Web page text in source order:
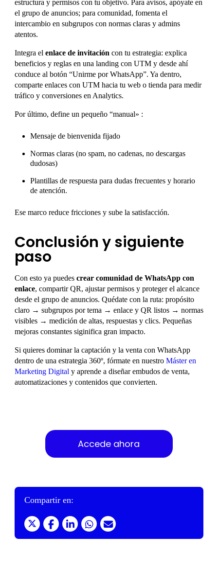
estructura y permisos con tu objetivo. Para avisos, apóyate en
el grupo de anuncios; para comunidad, fomenta el
intercambio en subgrupos con normas claras y admins
atentos.
Integra el enlace de invitación con tu estrategia: explica
beneficios y reglas en una landing con UTM y desde ahí
conduce al botón “Unirme por WhatsApp”. Ya dentro,
comparte enlaces con UTM hacia tu web o tienda para medir
tráfico y conversiones en Analytics.
Por último, define un pequeño “manual» :
Mensaje de bienvenida fijado
Normas claras (no spam, no cadenas, no descargas
dudosas)
Plantillas de respuesta para dudas frecuentes y horario
de atención.
Ese marco reduce fricciones y sube la satisfacción.
Conclusión y siguiente
paso
Con esto ya puedes crear comunidad de WhatsApp con
enlace, compartir QR, ajustar permisos y proteger el alcance
desde el grupo de anuncios. Quédate con la ruta: propósito
claro → subgrupos por tema → enlace y QR listos → normas
visibles → medición de altas, respuestas y clics. Pequeñas
mejoras constantes siginifica gran impacto.
Si quieres dominar la captación y la venta con WhatsApp
dentro de una estrategia 360º, fórmate en nuestro Máster en
Marketing Digital y aprende a diseñarembudos de venta,
automatizaciones y contenidos que convierten.
Accede ahora
Compartir en: